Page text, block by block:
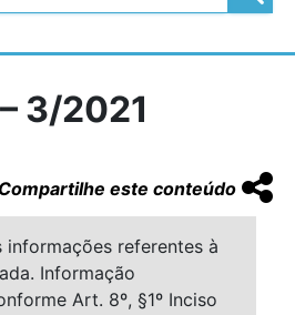
3/2021
Compartilhe este conteúdo
informações referentes à
Informação
Art. 8º, §1º Inciso